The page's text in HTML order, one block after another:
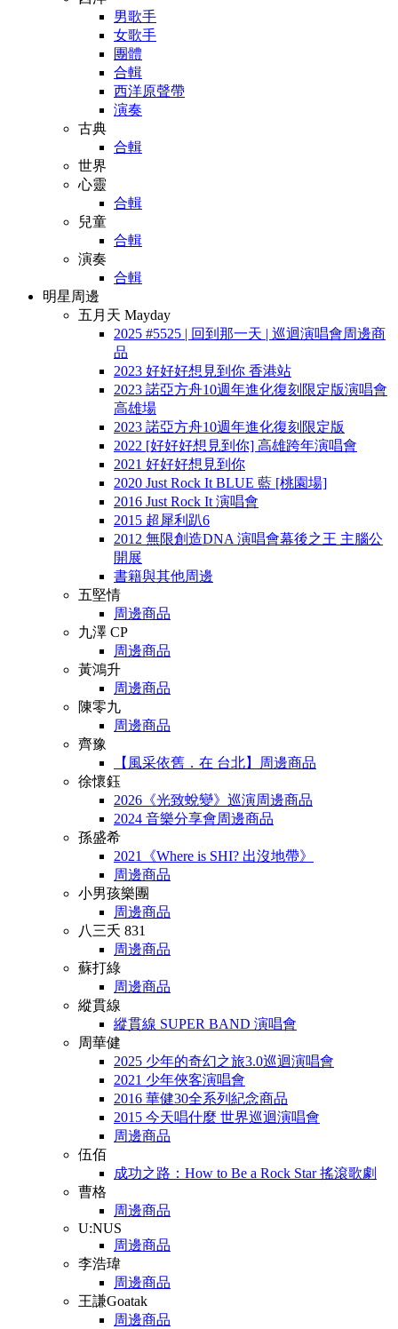
男歌手
女歌手
團體
合輯
西洋原聲帶
演奏
古典
合輯
世界
心靈
合輯
兒童
合輯
演奏
合輯
明星周邊
五月天 Mayday
2025 #5525 | 回到那一天 | 巡迴演唱會周邊商
品
2023 好好好想見到你 香港站
2023 諾亞方舟10週年進化復刻限定版演唱會
高雄場
2023 諾亞方舟10週年進化復刻限定版
2022 [好好好想見到你] 高雄跨年演唱會
2021 好好好想見到你
2020 Just Rock It BLUE 藍 [桃園場]
2016 Just Rock It 演唱會
2015 超犀利趴6
2012 無限創造DNA 演唱會幕後之王 主腦公
開展
書籍與其他周邊
五堅情
周邊商品
九澤 CP
周邊商品
黃鴻升
周邊商品
陳零九
周邊商品
齊豫
【風采依舊．在 台北】周邊商品
徐懷鈺
2026《光致蛻變》巡演周邊商品
2024 音樂分享會周邊商品
孫盛希
2021《Where is SHI? 出沒地帶》
周邊商品
小男孩樂團
周邊商品
八三夭 831
周邊商品
蘇打綠
周邊商品
縱貫線
縱貫線 SUPER BAND 演唱會
周華健
2025 少年的奇幻之旅3.0巡迴演唱會
2021 少年俠客演唱會
2016 華健30全系列紀念商品
2015 今天唱什麼 世界巡迴演唱會
周邊商品
伍佰
成功之路：How to Be a Rock Star 搖滾歌劇
曹格
周邊商品
U:NUS
周邊商品
李浩瑋
周邊商品
王謙Goatak
周邊商品